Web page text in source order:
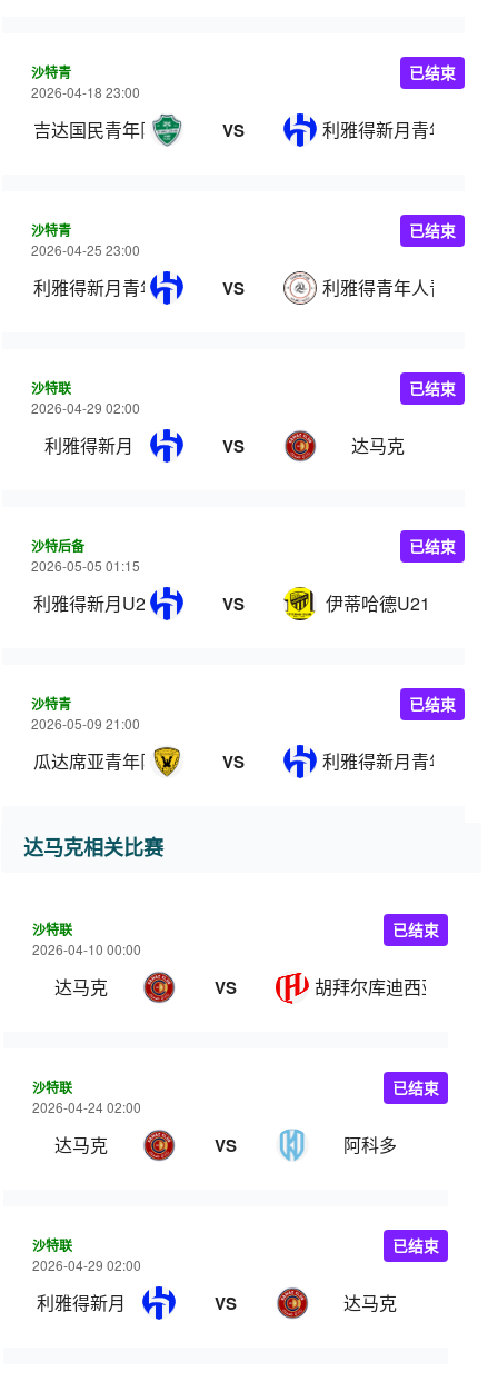
沙特青
2026-04-18 23:00
吉达国民青年队 VS 利雅得新月青年队
已结束
沙特青
2026-04-25 23:00
利雅得新月青年队 VS 利雅得青年人青年队
已结束
沙特联
2026-04-29 02:00
利雅得新月 VS 达马克
已结束
沙特后备
2026-05-05 01:15
利雅得新月U21 VS 伊蒂哈德U21
已结束
沙特青
2026-05-09 21:00
瓜达席亚青年队 VS 利雅得新月青年队
已结束
达马克相关比赛
沙特联
2026-04-10 00:00
达马克 VS 胡拜尔库迪西亚
已结束
沙特联
2026-04-24 02:00
达马克 VS 阿科多
已结束
沙特联
2026-04-29 02:00
利雅得新月 VS 达马克
已结束